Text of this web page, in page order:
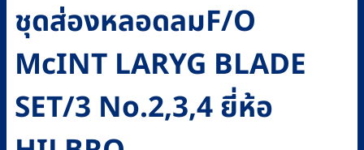
ชุดส่องหลอดลมF/O
McINT LARYG BLADE
SET/3 No.2,3,4 ยี่ห้อ